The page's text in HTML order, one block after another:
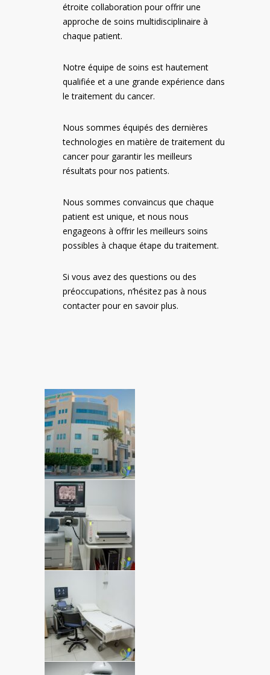
étroite collaboration pour offrir une
approche de soins multidisciplinaire à
chaque patient.
Notre équipe de soins est hautement
qualifiée et a une grande expérience dans
le traitement du cancer.
Nous sommes équipés des dernières
technologies en matière de traitement du
cancer pour garantir les meilleurs
résultats pour nos patients.
Nous sommes convaincus que chaque
patient est unique, et nous nous
engageons à offrir les meilleurs soins
possibles à chaque étape du traitement.
Si vous avez des questions ou des
préoccupations, n’hésitez pas à nous
contacter pour en savoir plus.